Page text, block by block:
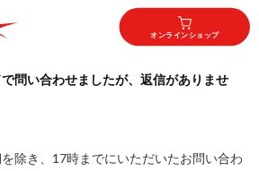
オンラインショップ
問い合わせましたが、返信がありませ
除き、17時までにいただいたお問い合わ